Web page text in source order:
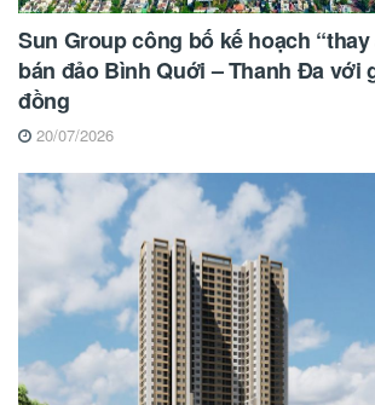
Sun Group công bố kế hoạch
bán đảo Bình Quới – Thanh Đa với
đồng
20/07/2026